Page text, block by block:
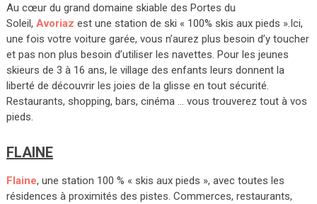
Au cœur du grand domaine skiable des Portes du
Soleil, Avoriaz est une station de ski « 100% skis aux pieds ».Ici,
une fois votre voiture garée, vous n’aurez plus besoin d’y toucher
et pas non plus besoin d’utiliser les navettes. Pour les jeunes
skieurs de 3 à 16 ans, le village des enfants leurs donnent la
liberté de découvrir les joies de la glisse en tout sécurité.
Restaurants, shopping, bars, cinéma … vous trouverez tout à vos
pieds.
FLAINE
Flaine, une station 100 % « skis aux pieds », avec toutes les
résidences à proximités des pistes. Commerces, restaurants,